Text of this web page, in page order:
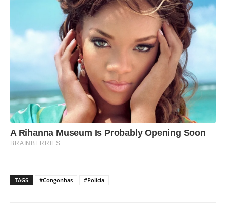
TAGS #Congonhas #Polícia